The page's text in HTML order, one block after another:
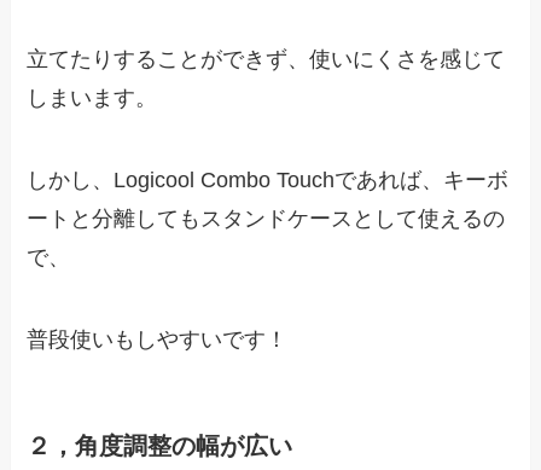
立てたりすることができず、使いにくさを感じて
しまいます。
しかし、Logicool Combo Touchであれば、キーボ
ートと分離してもスタンドケースとして使えるの
で、
普段使いもしやすいです！
２，角度調整の幅が広い